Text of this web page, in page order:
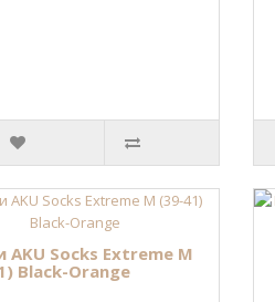
AKU Socks Extreme M
Black-Orange